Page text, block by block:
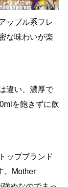
ップル系フレ
な味わいが楽
違い、濃厚で
を飽きずに飲
ップブランド
。Mother